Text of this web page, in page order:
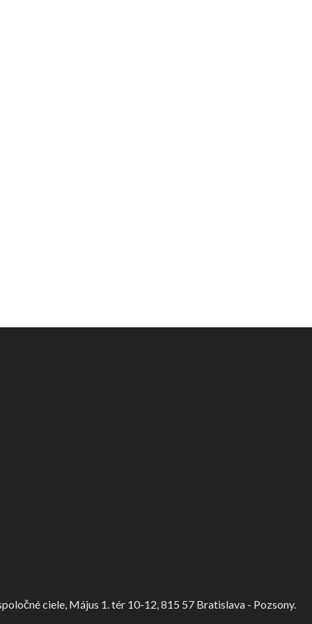
ciele, Május 1. tér 10-12, 815 57 Bratislava - Pozsony.